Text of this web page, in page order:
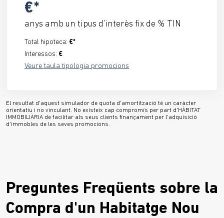
€*
anys amb un tipus d’interès fix de % TIN
Total hipoteca: €*
Interessos: €
Veure taula tipologia promocions
El resultat d'aquest simulador de quota d'amortització té un caràcter
orientatiu i no vinculant. No existeix cap compromís per part d'HÀBITAT
IMMOBILIÀRIA de facilitar als seus clients finançament per l'adquisició
d'immobles de les seves promocions.
Preguntes Freqüents sobre la
Compra d'un Habitatge Nou